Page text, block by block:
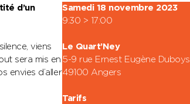
d’un
viens
sera mis en
envies d’aller
Samedi 18 novembre 2023
9:30 > 17:00
Le Quart’Ney
5-9 rue Ernest Eugène Duboys
49100 Angers
Tarifs